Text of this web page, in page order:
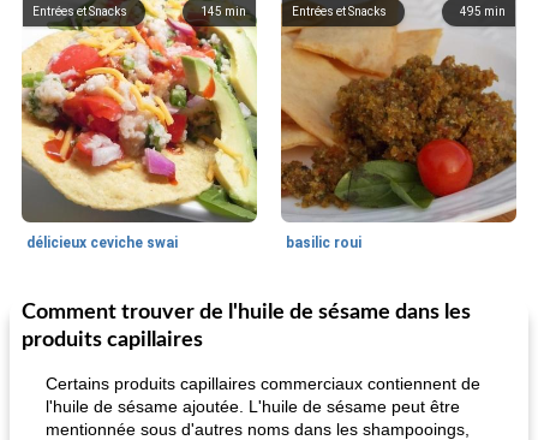
145 min
Entrées et Snacks
délicieux ceviche swai
495 min
Entrées et Snacks
basilic roui
65 min
Déjeuner / Snacks 30
Comment trouver de l'huile de sésame dans les
produits capillaires
Certains produits capillaires commerciaux contiennent de
l'huile de sésame ajoutée. L'huile de sésame peut être
mentionnée sous d'autres noms dans les shampooings,